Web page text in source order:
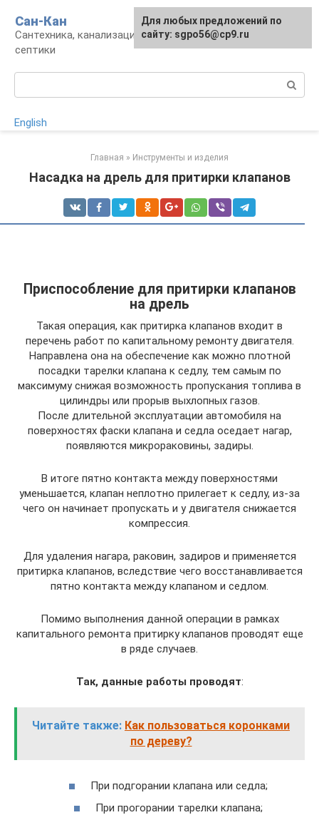
контенту
Сан-Кан
Сантехника, канализация, водопровод,
септики
English
Главная » Инструменты и изделия
Насадка на дрель для притирки клапанов
Приспособление для притирки клапанов
на дрель
Такая операция, как притирка клапанов входит в
перечень работ по капитальному ремонту двигателя.
Направлена она на обеспечение как можно плотной
посадки тарелки клапана к седлу, тем самым по
максимуму снижая возможность пропускания топлива в
цилиндры или прорыв выхлопных газов.
После длительной эксплуатации автомобиля на
поверхностях фаски клапана и седла оседает нагар,
появляются микрораковины, задиры.
В итоге пятно контакта между поверхностями
уменьшается, клапан неплотно прилегает к седлу, из-за
чего он начинает пропускать и у двигателя снижается
компрессия.
Для удаления нагара, раковин, задиров и применяется
притирка клапанов, вследствие чего восстанавливается
пятно контакта между клапаном и седлом.
Помимо выполнения данной операции в рамках
капитального ремонта притирку клапанов проводят еще
в ряде случаев.
Так, данные работы проводят:
Читайте также: Как пользоваться коронками
по дереву?
При подгорании клапана или седла;
При прогорании тарелки клапана;
Для любых предложений по
сайту: sgpo56@cp9.ru